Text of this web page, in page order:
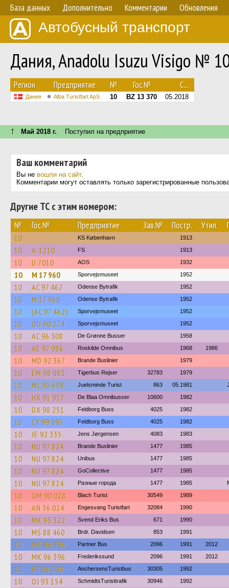
База данных Дополнительно Комментарии Обновления
Автобусный транспорт
Дания, Anadolu Isuzu Visigo №
Регион Предприятие № Гос.№ С...
Дания Alba Turistfart ApS 10 BZ 13 370 05.2018
↑ Май 2018 г. Поступил на предприятие
Ваш комментарий
Вы не вошли на сайт.
Комментарии могут оставлять только зарегистрированные
Другие ТС с этим номером:
№ Гос.№ Предприятие Зав.№ Постр. Утил.
10 KS København 1913
10 A-1210 FS 1913
10 U 7010 AOS 1932
10 M 17 960 Sporvejsmuseet 1952
10 AC 97 462 Odense Bytrafik 1952
10 M 17 960 Odense Bytrafik 1952
10 (AC 97 462) Sporvejsmuseet 1952
10 OU 90 274 Sporvejsmuseet 1952
10 AC 96 308 De Grønne Busser 1958
10 AE 97 986 Roskilde Omnibus 1968 1986
10 MD 92 367 Brande Buslinier 1979
10 EM 98 083 Tigerbus Rejser 32783 1979
10 ML 90 639 Juelsminde Turist 863 05.1981
10 HX 91 917 De Blaa Omnibusser 10600 1982
10 DX 98 251 Feldborg Buss 4025 1982
10 CY 99 595 Feldborg Buss 4025 1982
10 JE 92 335 Jens Jørgensen 4083 1983
10 NU 97 824 Brande Buslinier 1477 1985
10 NU 97 824 Unibus 1477 1985
10 NU 97 824 GoCollective 1477 1985
10 NU 97 824 Разные города 1477 1985
10 OM 90 028 Blach Turist 30549 1989
10 AN 36 024 Engesvang Turistfart 32084 1990
10 MK 93 322 Svend Eriks Bus 671 1990
10 MS 88 460 Brdr. Davidsen 853 1991
10 MK 96 396 Partner Bus 2096 1991 2012
10 MK 96 396 Frederikssund 2096 1991 2012
10 RT 88 790 AnchersensTuristbus 30305 1992
10 OJ 93 154 SchmidtsTuristtrafik 30946 1992